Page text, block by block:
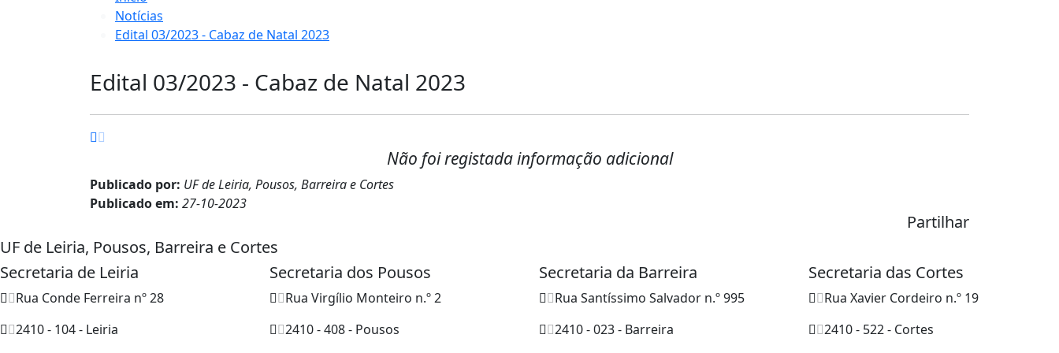
Notícias
Edital 03/2023 - Cabaz de Natal 2023
Edital 03/2023 - Cabaz de Natal 2023
Não foi registada informação adicional
Publicado por: UF de Leiria, Pousos, Barreira e Cortes
Publicado em: 27-10-2023
Partilhar
UF de Leiria, Pousos, Barreira e Cortes
Secretaria de Leiria
Rua Conde Ferreira nº 28
2410 - 104 - Leiria
Secretaria dos Pousos
Rua Virgílio Monteiro n.º 2
2410 - 408 - Pousos
Secretaria da Barreira
Rua Santíssimo Salvador n.º 995
2410 - 023 - Barreira
Secretaria das Cortes
Rua Xavier Cordeiro n.º 19
2410 - 522 - Cortes